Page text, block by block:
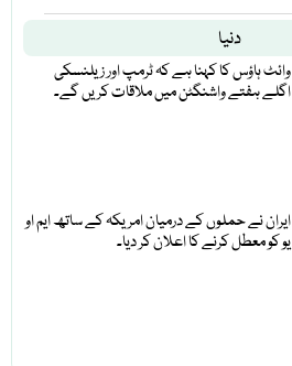
دنیا
وائٹ ہاؤس کا کہنا ہے کہ ٹرمپ اور زیلنسکی
اگلے ہفتے واشنگٹن میں ملاقات کریں گے۔
ایران نے حملوں کے درمیان امریکہ کے ساتھ ایم او
یو کو معطل کرنے کا اعلان کر دیا۔